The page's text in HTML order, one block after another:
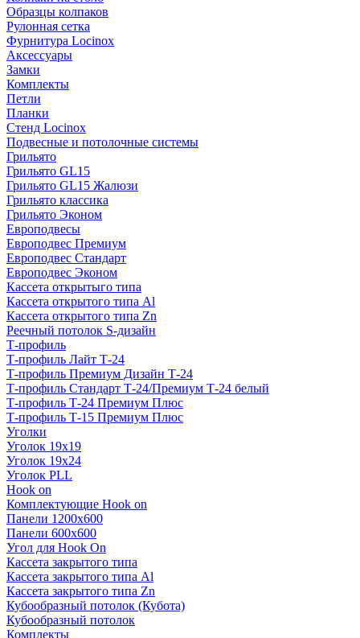
Образцы колпаков
Рулонная сетка
Фурнитура Locinox
Аксессуары
Замки
Комплекты
Петли
Планки
Стенд Locinox
Подвесные и потолочные системы
Грильято
Грильято GL15
Грильято GL15 Жалюзи
Грильято классика
Грильято Эконом
Европодвесы
Европодвес Премиум
Европодвес Стандарт
Европодвес Эконом
Кассета открытыго типа
Кассета открытого типа Al
Кассета открытого типа Zn
Реечный потолок S-дизайн
Т-профиль
Т-профиль Лайт Т-24
Т-профиль Премиум Дизайн Т-24
Т-профиль Стандарт Т-24/Премиум Т-24 белый
Т-профиль Т-24 Премиум Плюс
Т-профиль Т-15 Премиум Плюс
Уголки
Уголок 19х19
Уголок 19х24
Уголок PLL
Hook on
Комплектующие Hook on
Панели 1200х600
Панели 600х600
Угол для Hook On
Кассета закрытого типа
Кассета закрытого типа Al
Кассета закрытого типа Zn
Кубообразный потолок (Кубота)
Кубообразный потолок
Комплекты